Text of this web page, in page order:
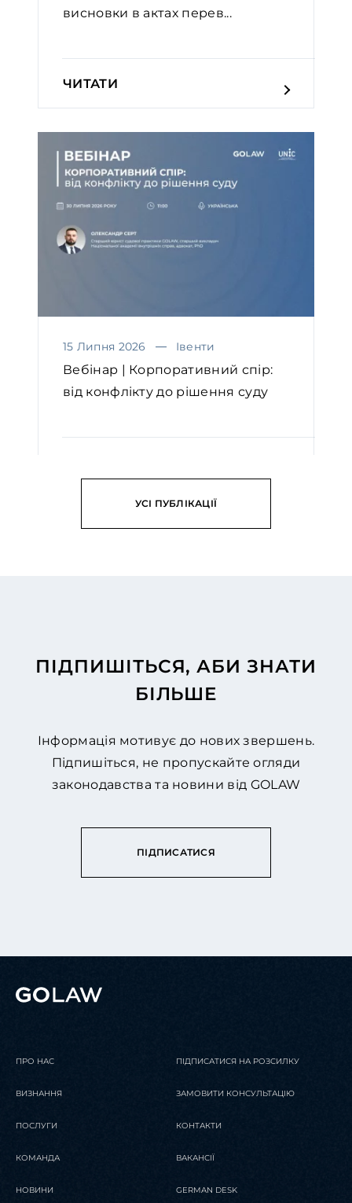
висновки в актах перев...
ЧИТАТИ
15 Липня 2026 Івенти
Вебінар | Корпоративний спір:
від конфлікту до рішення суду
УСІ ПУБЛІКАЦІЇ
ПІДПИШІТЬСЯ, АБИ ЗНАТИ
БІЛЬШЕ
Інформація мотивує до нових звершень.
Підпишіться, не пропускайте огляди
законодавства та новини від GOLAW
ПІДПИСАТИСЯ
ПРО НАС
ВИЗНАННЯ
ПОСЛУГИ
КОМАНДА
НОВИНИ
ПІДПИСАТИСЯ НА РОЗСИЛКУ
ЗАМОВИТИ КОНСУЛЬТАЦІЮ
КОНТАКТИ
ВАКАНСІЇ
GERMAN DESK